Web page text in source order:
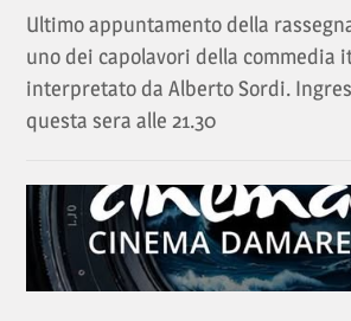
Ultimo appuntamento della
uno dei capolavori della commedia
interpretato da Alberto Sordi.
questa sera alle 21.30